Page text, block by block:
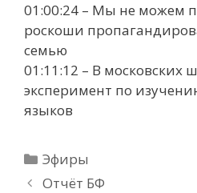
01:00:24 – Мы не можем
роскоши
семью
01:11:12 – В московских
эксперимент по
языков
Рубрики
Эфиры
Отчёт БФ